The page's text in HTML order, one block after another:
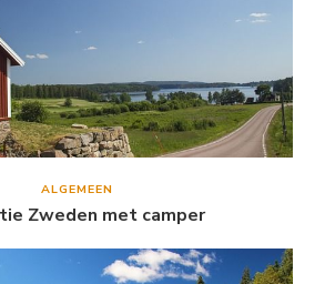
ALGEMEEN
Zweden met camper